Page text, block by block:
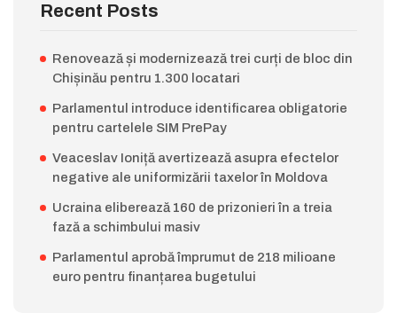
Recent Posts
Renovează și modernizează trei curți de bloc din
Chișinău pentru 1.300 locatari
Parlamentul introduce identificarea obligatorie
pentru cartelele SIM PrePay
Veaceslav Ioniță avertizează asupra efectelor
negative ale uniformizării taxelor în Moldova
Ucraina eliberează 160 de prizonieri în a treia
fază a schimbului masiv
Parlamentul aprobă împrumut de 218 milioane
euro pentru finanțarea bugetului